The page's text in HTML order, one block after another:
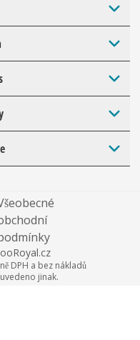
DPH a bez nákladů
jinak.